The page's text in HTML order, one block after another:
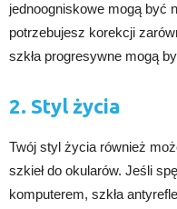
jednoogniskowe mogą być
potrzebujesz korekcji
szkła progresywne mogą
2. Styl życia
Twój styl życia również
szkieł do okularów. Jeśli
komputerem, szkła